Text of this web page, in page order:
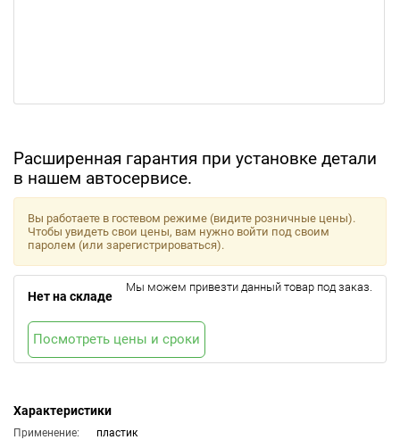
Расширенная гарантия при установке детали
в нашем автосервисе.
Характеристики
Применение:
пластик
Вы работаете в гостевом режиме (видите розничные цены).
Чтобы увидеть свои цены, вам нужно войти под своим
паролем (или зарегистрироваться).
Нет на складе
Мы можем привезти данный товар под заказ.
Посмотреть цены и сроки